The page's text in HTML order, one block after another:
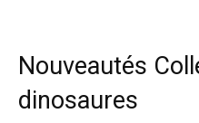
Nouveautés
dinosaures